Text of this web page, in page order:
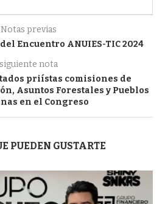
Notas previas
Encuentro ANUIES-TIC 2024
siguiente nota
priístas comisiones de
Asuntos Forestales y Pueblos
en el Congreso
PUEDEN GUSTARTE